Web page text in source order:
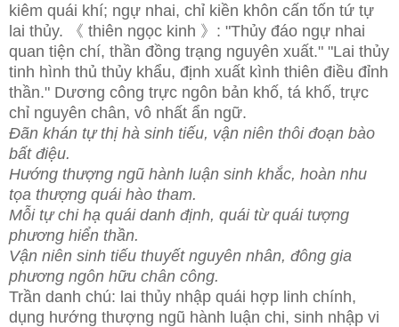
kiêm quái khí; ngự nhai, chỉ kiền khôn cấn tốn tứ tự
lai thủy. 《 thiên ngọc kinh 》: "Thủy đáo ngự nhai
quan tiện chí, thần đồng trạng nguyên xuất." "Lai thủy
tinh hình thủ thủy khẩu, định xuất kình thiên điều đỉnh
thần." Dương công trực ngôn bản khố, tá khố, trực
chỉ nguyên chân, vô nhất ẩn ngữ.
Đãn khán tự thị hà sinh tiếu, vận niên thôi đoạn bào
bất điệu.
Hướng thượng ngũ hành luận sinh khắc, hoàn nhu
tọa thượng quái hào tham.
Mỗi tự chi hạ quái danh định, quái từ quái tượng
phương hiển thần.
Vận niên sinh tiếu thuyết nguyên nhân, đông gia
phương ngôn hữu chân công.
Trần danh chú: lai thủy nhập quái hợp linh chính,
dụng hướng thượng ngũ hành luận chi, sinh nhập vi